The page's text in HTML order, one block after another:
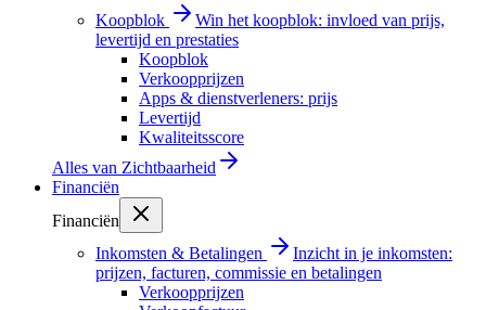
Koopblok
Win het koopblok: invloed van prijs,
levertijd en prestaties
Koopblok
Verkoopprijzen
Apps & dienstverleners: prijs
Levertijd
Kwaliteitsscore
Alles van Zichtbaarheid
Financiën
Financiën
Inkomsten & Betalingen
Inzicht in je inkomsten:
prijzen, facturen, commissie en betalingen
Verkoopprijzen